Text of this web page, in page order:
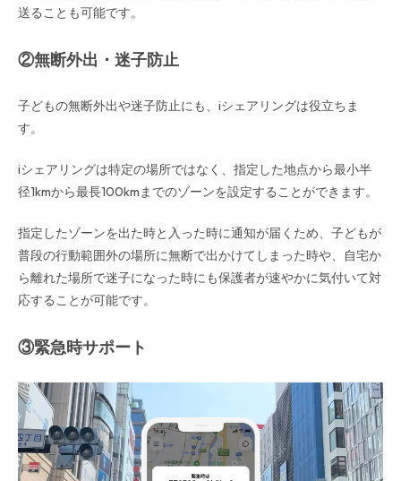
送ることも可能です。
②無断外出・迷子防止
子どもの無断外出や迷子防止にも、iシェアリングは役立ちま
す。
iシェアリングは特定の場所ではなく、指定した地点から最小半
径1kmから最長100kmまでのゾーンを設定することができます。
指定したゾーンを出た時と入った時に通知が届くため、子どもが
普段の行動範囲外の場所に無断で出かけてしまった時や、自宅か
ら離れた場所で迷子になった時にも保護者が速やかに気付いて対
応することが可能です。
③緊急時サポート